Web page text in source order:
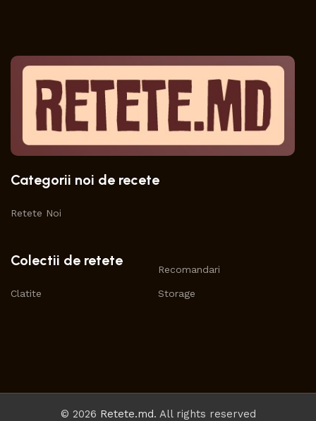
Categorii noi de recete
Retete Noi
Colectii de retete
Clatite
Recomandari
Storage
© 2026 Retete.md. All rights reserved